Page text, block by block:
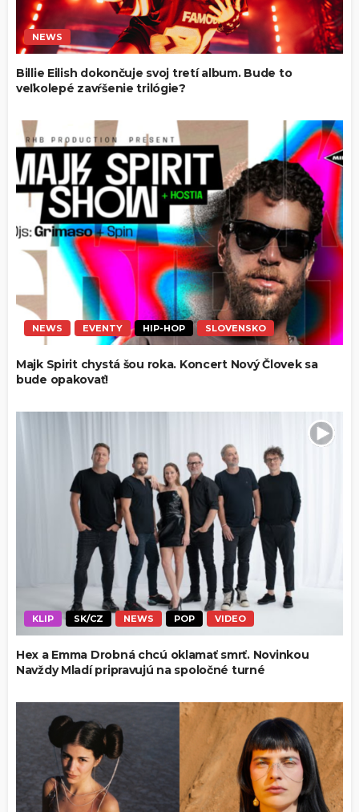
NEWS
Billie Eilish dokončuje svoj tretí album. Bude to
veľkolepé zavŕšenie trilógie?
NEWS EVENTY HIP-HOP SLOVENSKO
Majk Spirit chystá šou roka. Koncert Nový Človek sa
bude opakovať!
KLIP SK/CZ NEWS POP VIDEO
Hex a Emma Drobná chcú oklamať smrť. Novinkou
Navždy Mladí pripravujú na spoločné turné